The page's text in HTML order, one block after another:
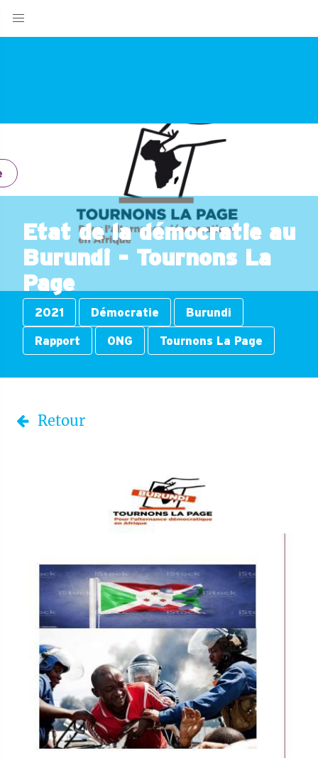
Etat de la démocratie au
Burundi - Tournons La
Page
2021 Démocratie Burundi
Rapport ONG Tournons La Page
Retour